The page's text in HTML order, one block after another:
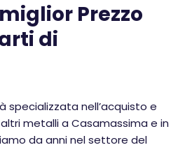
Prezzo
di
specializzata nell’acquisto e
metalli a Casamassima e in
da anni nel settore del